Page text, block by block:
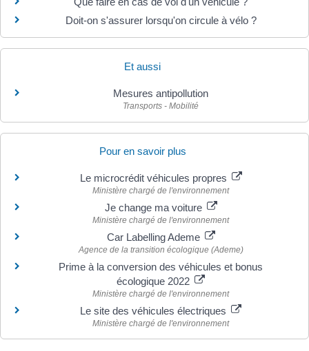
Doit-on s'assurer lorsqu'on circule à vélo ?
Et aussi
Mesures antipollution
Transports - Mobilité
Pour en savoir plus
Le microcrédit véhicules propres
Ministère chargé de l'environnement
Je change ma voiture
Ministère chargé de l'environnement
Car Labelling Ademe
Agence de la transition écologique (Ademe)
Prime à la conversion des véhicules et bonus
écologique 2022
Ministère chargé de l'environnement
Le site des véhicules électriques
Ministère chargé de l'environnement